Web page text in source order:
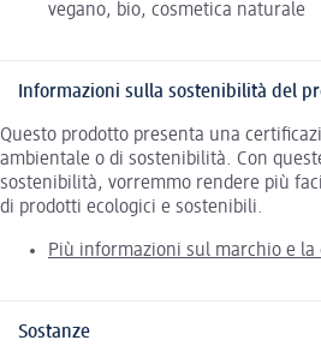
vegano, bio, cosmetica naturale
Informazioni sulla sostenibilità del
Questo prodotto presenta una
ambientale o di sostenibilità. Con
sostenibilità, vorremmo rendere più
di prodotti ecologici e sostenibili.
Più informazioni sul marchio e la
Sostanze